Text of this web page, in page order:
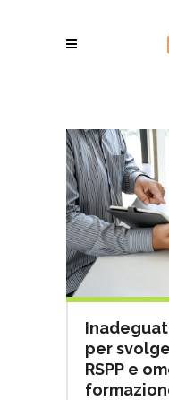
per
RSPP e